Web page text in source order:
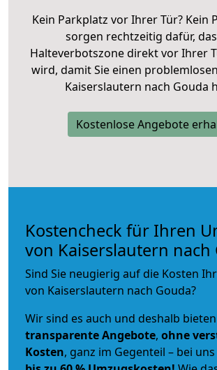
Kein Parkplatz vor Ihrer Tür? Kein
sorgen rechtzeitig dafür,
Halteverbotszone direkt vor Ihrer
wird, damit Sie einen
Kaiserslautern nach Gouda
Kostenlose Angebote
Kostencheck für Ihren
von Kaiserslautern nach
Sind Sie neugierig auf die Kosten
von Kaiserslautern nach Gouda?
Wir sind es auch und deshalb
transparente Angebote, ohne
Kosten, ganz im Gegenteil – bei uns